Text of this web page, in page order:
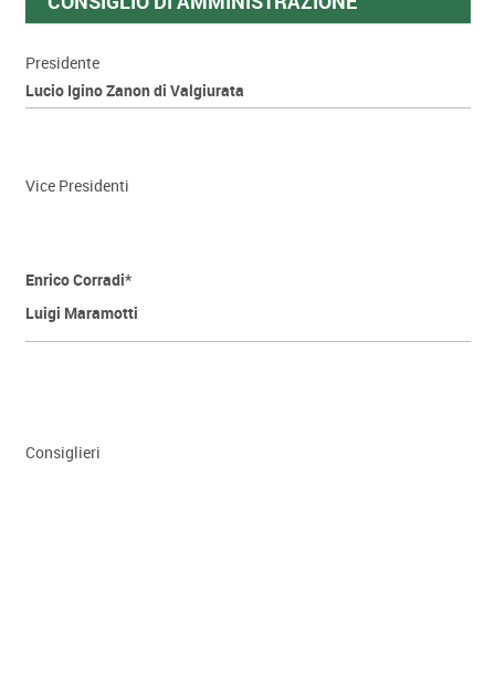
Presidente
Lucio Igino Zanon di Valgiurata
Vice Presidenti
Enrico Corradi*
Luigi Maramotti
Consiglieri